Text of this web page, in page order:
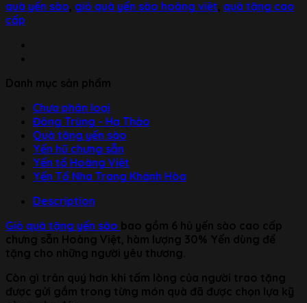
hũ
Yến
Sào
cao
(Mẫu
quantity
quà yến sào giỏ quà yến sào hoàng việt quà tặng cao
cấp
Danh mục sản phẩm
Chưa phân loại
Đông Trùng - Hạ Thảo
Quà tặng yến sào
Yến hũ chưng sẵn
Yến tổ Hoàng Việt
Yến Tổ Nha Trang Khánh Hòa
Description
Giỏ quà tặng yến sào bao gồm 6 hủ yến sào cao cấp
chưng sẵn Hoàng Việt, hàm lượng 30% Yến dùng để
tặng cho những người yêu thương.
Còn gì trân quý hơn khi tấm lòng của người trao tặng
được gửi gắm trong từng món quà đã được chọn lựa kỹ